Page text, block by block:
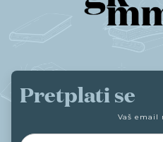
Pretplati se
Vaš email